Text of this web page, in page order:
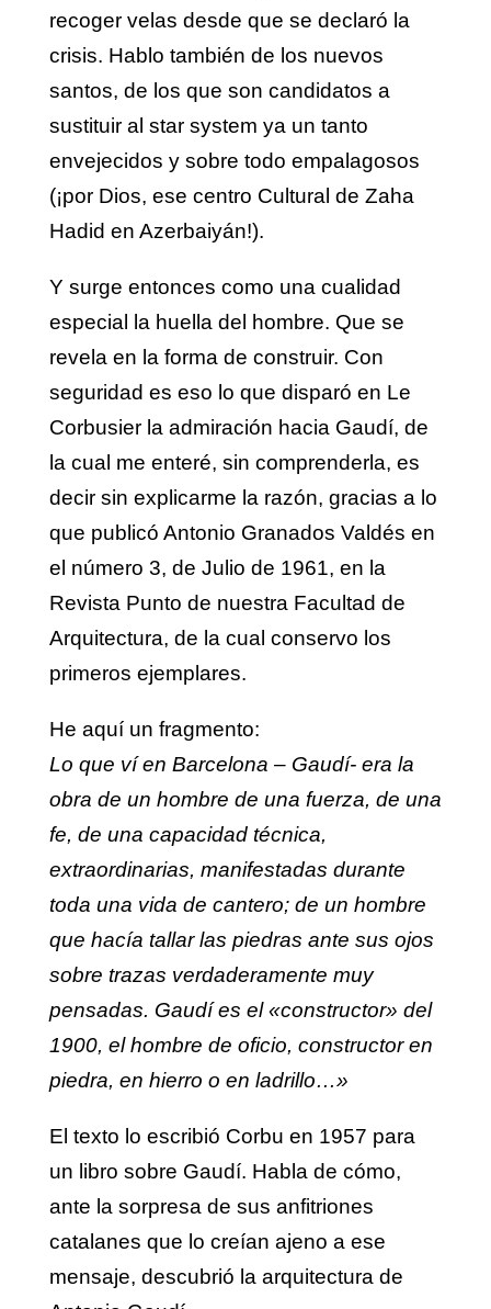
recoger velas desde que se declaró la
crisis. Hablo también de los nuevos
santos, de los que son candidatos a
sustituir al star system ya un tanto
envejecidos y sobre todo empalagosos
(¡por Dios, ese centro Cultural de Zaha
Hadid en Azerbaiyán!).
Y surge entonces como una cualidad
especial la huella del hombre. Que se
revela en la forma de construir. Con
seguridad es eso lo que disparó en Le
Corbusier la admiración hacia Gaudí, de
la cual me enteré, sin comprenderla, es
decir sin explicarme la razón, gracias a lo
que publicó Antonio Granados Valdés en
el número 3, de Julio de 1961, en la
Revista Punto de nuestra Facultad de
Arquitectura, de la cual conservo los
primeros ejemplares.
He aquí un fragmento:
Lo que ví en Barcelona – Gaudí- era la
obra de un hombre de una fuerza, de una
fe, de una capacidad técnica,
extraordinarias, manifestadas durante
toda una vida de cantero; de un hombre
que hacía tallar las piedras ante sus ojos
sobre trazas verdaderamente muy
pensadas. Gaudí es el «constructor» del
1900, el hombre de oficio, constructor en
piedra, en hierro o en ladrillo…»
El texto lo escribió Corbu en 1957 para
un libro sobre Gaudí. Habla de cómo,
ante la sorpresa de sus anfitriones
catalanes que lo creían ajeno a ese
mensaje, descubrió la arquitectura de